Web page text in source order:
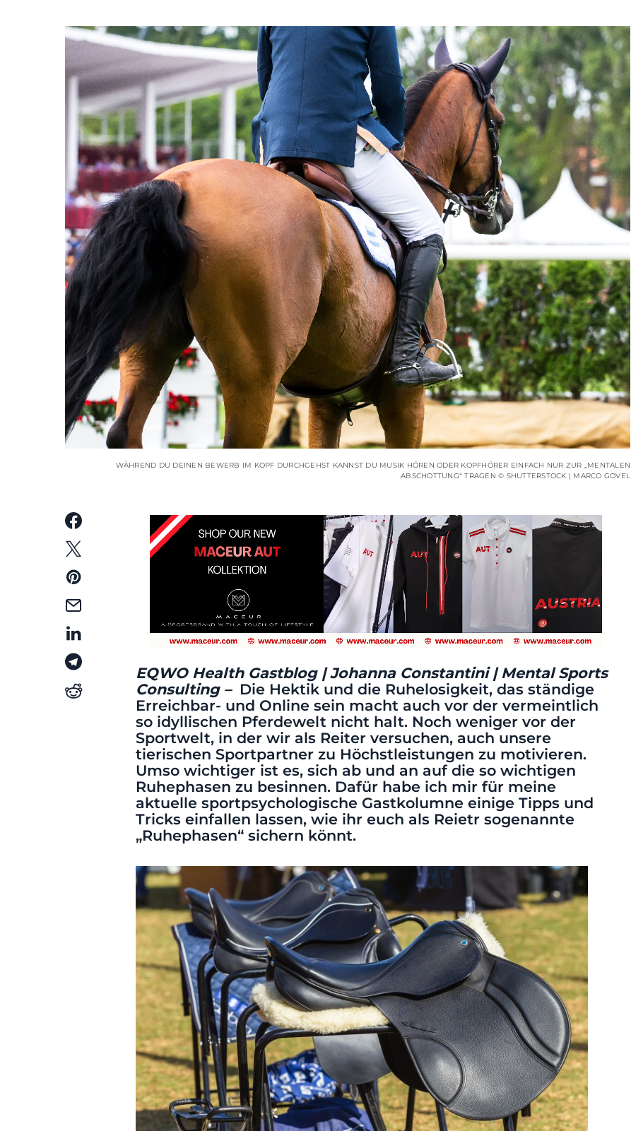
WÄHREND DU DEINEN BEWERB IM KOPF DURCHGEHST KANNST DU MUSIK HÖREN ODER KOPFHÖRER EINFACH NUR ZUR „MENTALEN
ABSCHOTTUNG“ TRAGEN © SHUTTERSTOCK | MARCO GOVEL
EQWO Health Gastblog | Johanna Constantini | Mental Sports
Consulting– Die Hektik und die Ruhelosigkeit, das ständige
Erreichbar- und Online sein macht auch vor der vermeintlich
so idyllischen Pferdewelt nicht halt. Noch weniger vor der
Sportwelt, in der wir als Reiter versuchen, auch unsere
tierischen Sportpartner zu Höchstleistungen zu motivieren.
Umso wichtiger ist es, sich ab und an auf die so wichtigen
Ruhephasen zu besinnen. Dafür habe ich mir für meine
aktuelle sportpsychologische Gastkolumne einige Tipps und
Tricks einfallen lassen, wie ihr euch als Reietr sogenannte
„Ruhephasen“ sichern könnt.